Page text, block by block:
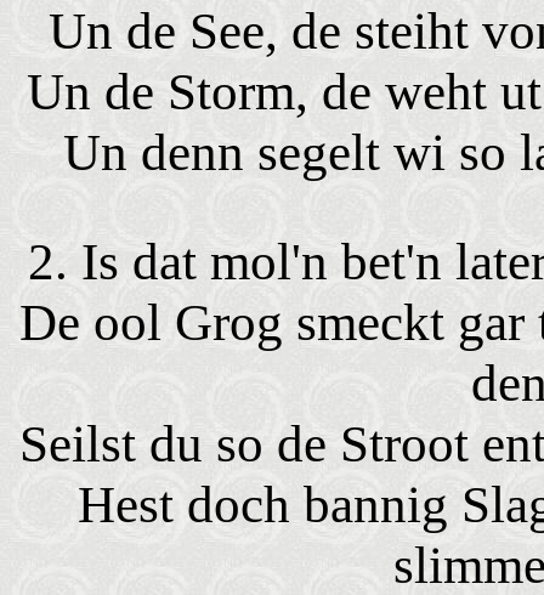
Un de See, de steiht
Un de Storm, de weht
Un denn segelt wi so
2. Is dat mol'n bet'n
De ool Grog smeckt
Seilst du so de Stroot
Hest doch bannig